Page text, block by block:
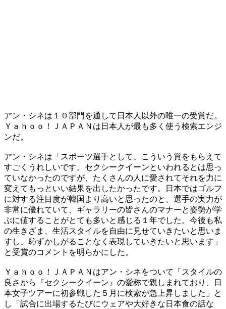
アン・シネは１０部門を通して日本人以外の唯一の受賞だ。
Ｙａｈｏｏ！ＪＡＰＡＮは日本人が最も多く使う検索エンジ
ンだ。
アン・シネは「スポーツ選手として、こういう賞をもらえて
すごくうれしいです。セクシークイーンといわれるとは思っ
ていなかったのですが、たくさんの人に愛されてそれを力に
変えてもっといい結果を出したかったです。日本ではゴルフ
に対する注目度が韓国より高いと思ったのと、選手の実力が
非常に優れていて、ギャラリーの皆さんのマナーと姿勢が学
ぶに値することがとても多いと感じる１年でした。今後も私
の生きざま、生活スタイルを自由に見せていきたいと思いま
すし、恥ずかしがることなく表現していきたいと思います」
と受賞のコメントを明らかにした。
Ｙａｈｏｏ！ＪＡＰＡＮはアン・シネをついて「スタイルの
良さから『セクシークイーン』の愛称で親しまれており、日
本女子ツアーに初参戦した５月に検索が急上昇しました」と
し「試合に出場するたびにウェアや大好きな日本食の話な